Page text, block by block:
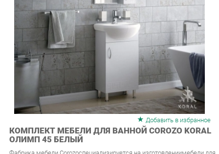
Добавить в избранное
КОМПЛЕКТ МЕБЕЛИ ДЛЯ ВАННОЙ COROZO KORAL
ОЛИМП 45 БЕЛЫЙ
Фабрика мебели Corozoспециализируется на изготовлениимебели для